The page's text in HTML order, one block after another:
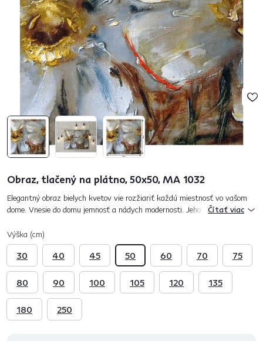
Obraz, tlačený na plátno, 50x50, MA 1032
Elegantný obraz bielych kvetov vie rozžiariť každú miestnosť vo vašom
dome. Vnesie do domu jemnosť a nádych modernosti. Jeho jednoduchosť
Čítať viac
Výška (cm)
30 40 45 50 60 70 75
80 90 100 105 120 135
180 250